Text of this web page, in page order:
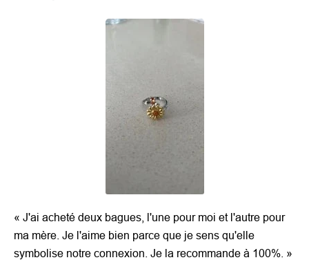
« J'ai acheté deux bagues, l'une pour moi et l'autre pour
ma mère. Je l'aime bien parce que je sens qu'elle
symbolise notre connexion. Je la recommande à 100%. »